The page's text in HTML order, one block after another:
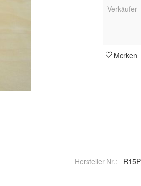
Verkäufer
Merken
Hersteller Nr.: R15P